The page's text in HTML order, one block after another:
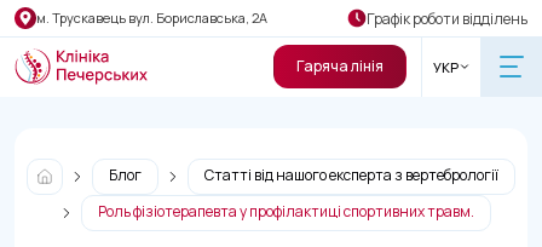
м. Трускавець вул. Бориславська, 2А Графік роботи відділень
Гаряча лінія УКР
Блог
Статті від нашого експерта з вертебрології
Роль фізіотерапевта у профілактиці спортивних травм.